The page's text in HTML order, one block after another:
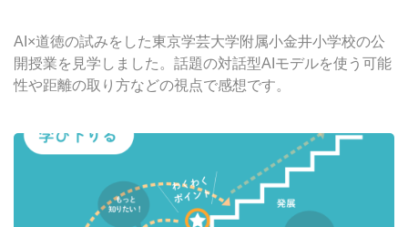
AI×道徳の試みをした東京学芸大学附属小金井小学校の公
開授業を見学しました。話題の対話型AIモデルを使う可能
性や距離の取り方などの視点で感想です。